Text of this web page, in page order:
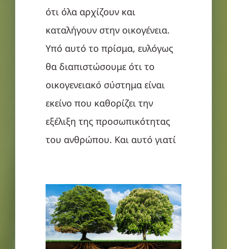
ότι όλα αρχίζουν και
καταλήγουν στην οικογένεια.
Υπό αυτό το πρίσμα, ευλόγως
θα διαπιστώσουμε ότι το
οικογενειακό σύστημα είναι
εκείνο που καθορίζει την
εξέλιξη της προσωπικότητας
του ανθρώπου. Και αυτό γιατί